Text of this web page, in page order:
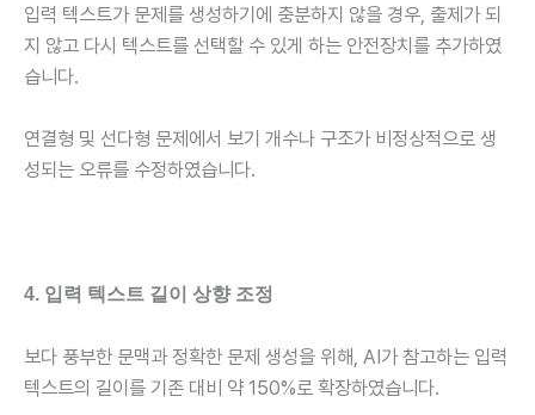
입력 텍스트가 문제를 생성하기에 충분하지 않을 경우, 출제가 되
지 않고 다시 텍스트를 선택할 수 있게 하는 안전장치를 추가하였
습니다.
연결형 및 선다형 문제에서 보기 개수나 구조가 비정상적으로 생
성되는 오류를 수정하였습니다.
4. 입력 텍스트 길이 상향 조정
보다 풍부한 문맥과 정확한 문제 생성을 위해, AI가 참고하는 입력
텍스트의 길이를 기존 대비 약 150%로 확장하였습니다.